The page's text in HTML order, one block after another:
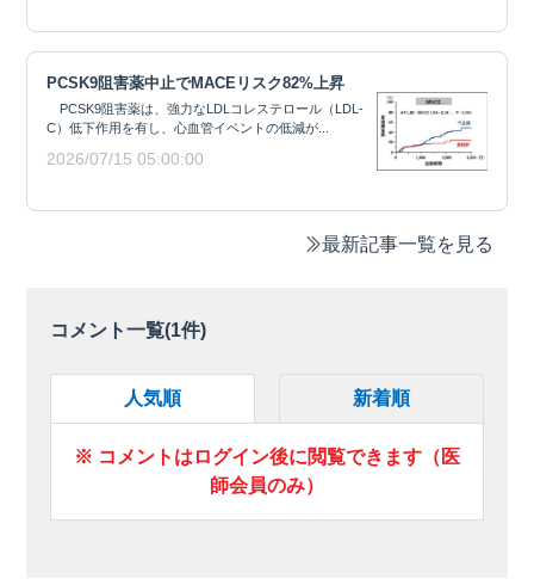
PCSK9阻害薬中止でMACEリスク82%上昇
PCSK9阻害薬は、強力なLDLコレステロール（LDL-
C）低下作用を有し、心血管イベントの低減が...
2026/07/15 05:00:00
最新記事一覧を見る
コメント一覧(1件)
人気順 新着順
※ コメントはログイン後に閲覧できます（医
師会員のみ）